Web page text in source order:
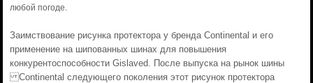
любой погоде.
Заимствование рисунка протектора у бренда Continental и его
применение на шипованных шинах для повышения
конкурентоспособности Gislaved. После выпуска на рынок шины
Continental следующего поколения этот рисунок протектора